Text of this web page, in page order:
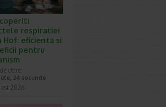
respiratiei
Hof: eficienta si
pentru
citire:
24 secunde
2026